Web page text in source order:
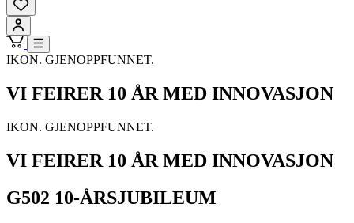
IKON. GJENOPPFUNNET.
VI FEIRER 10 ÅR MED INNOVASJON
IKON. GJENOPPFUNNET.
VI FEIRER 10 ÅR MED INNOVASJON
G502 10-ÅRSJUBILEUM